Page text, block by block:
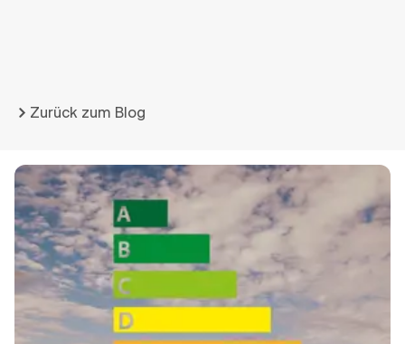
Zurück zum Blog